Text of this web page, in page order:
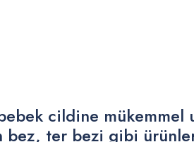
cildine mükemmel
bez, ter bezi gibi